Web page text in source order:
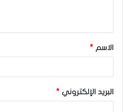
ق
*
الاسم *
البريد الإلكتروني *